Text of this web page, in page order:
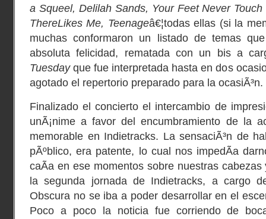
a Squeel, Delilah Sands, Your Feet Never
ThereLikes Me, Teenageâ€¦todas ellas (si la
muchas conformaron un listado de temas
absoluta felicidad, rematada con un bis a
Tuesdayque fue interpretada hasta en dos
agotado el repertorio preparado para la ocasiÃ³n.
Finalizado el concierto el intercambio de
unÃ¡nime a favor del encumbramiento de la
memorable en Indietracks. La sensaciÃ³n de
pÃºblico, era patente, lo cual nos impedÃ­a
caÃ­a en ese momentos sobre nuestras
la segunda jornada de Indietracks, a cargo
Obscura no se iba a poder desarrollar en el
Poco a poco la noticia fue corriendo de